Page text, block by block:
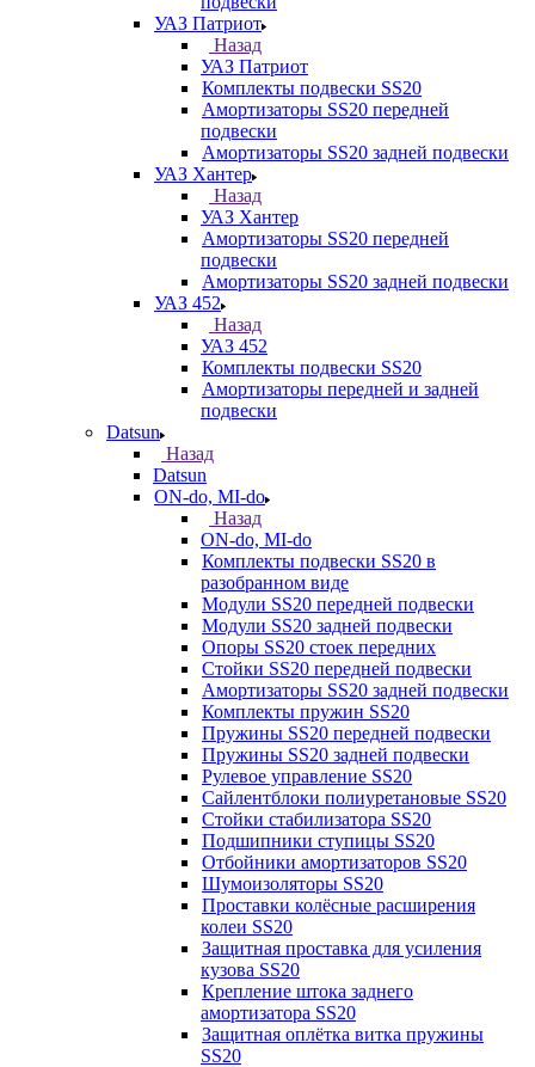
УАЗ Патриот
Назад
УАЗ Патриот
Комплекты подвески SS20
Амортизаторы SS20 передней
подвески
Амортизаторы SS20 задней подвески
УАЗ Хантер
Назад
УАЗ Хантер
Амортизаторы SS20 передней
подвески
Амортизаторы SS20 задней подвески
УАЗ 452
Назад
УАЗ 452
Комплекты подвески SS20
Амортизаторы передней и задней
подвески
Datsun
Назад
Datsun
ON-do, MI-do
Назад
ON-do, MI-do
Комплекты подвески SS20 в
разобранном виде
Модули SS20 передней подвески
Модули SS20 задней подвески
Опоры SS20 стоек передних
Стойки SS20 передней подвески
Амортизаторы SS20 задней подвески
Комплекты пружин SS20
Пружины SS20 передней подвески
Пружины SS20 задней подвески
Рулевое управление SS20
Сайлентблоки полиуретановые SS20
Стойки стабилизатора SS20
Подшипники ступицы SS20
Отбойники амортизаторов SS20
Шумоизоляторы SS20
Проставки колёсные расширения
колеи SS20
Защитная проставка для усиления
кузова SS20
Крепление штока заднего
амортизатора SS20
Защитная оплётка витка пружины
SS20